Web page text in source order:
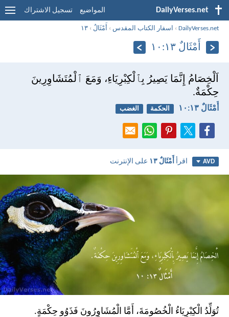
DailyVerses.net المواضيع تسجيل الاشتراك
DailyVerses.net
› اسفار الكتاب المقدس › أَمْثَالٌ ›١٣
أَمْثَالٌ ١٣:‏١٠
اَلْخِصَامُ إِنَّمَا يَصِيرُ بِٱلْكِبْرِيَاءِ، وَمَعَ ٱلْمُتَشَاوِرِينَ
حِكْمَةٌ.
أَمْثَالٌ ١٣:‏١٠ الحكمة الغضب
AVD اقرأأَمْثَالٌ ١٣ على الإنترنت
تُوَلِّدُ الْكِبْرِيَاءُ الْخُصُومَةَ، أَمَّا الْمُشَاوِرُونَ فَذَوُو حِكْمَةٍ.